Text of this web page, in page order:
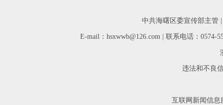
中共海曙区委宣传部主管
E-mail：hsxwwb@126.com | 联系电话：
违法和不良
互联网新闻信息